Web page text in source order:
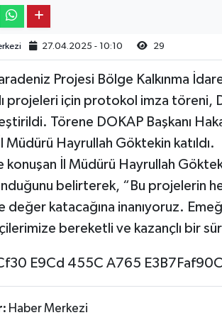
27.04.2025 - 10:10 29
Projesi Bölge Kalkınma
projeleri için protokol imza töreni,
Törene DOKAP Başkanı
Müdürü Hayrullah Göktekin katıldı.
konuşan İl Müdürü Hayrullah
belirterek, “Bu projelerin
değer katacağına inanıyoruz.
bereketli ve kazançlı bir
Haber Merkezi